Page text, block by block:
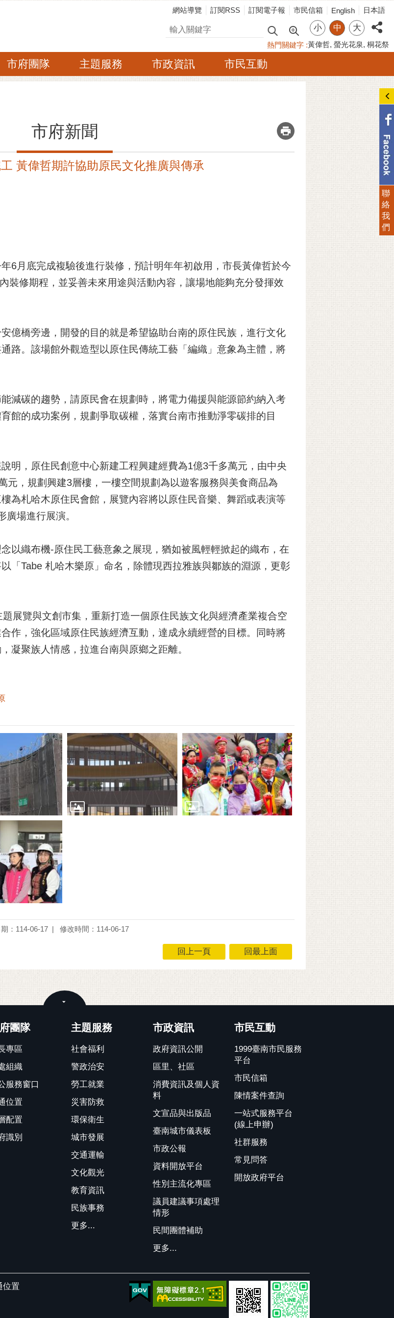
網站導覽 訂閱RSS 訂閱電子報 市民信箱 English 日本語
搜尋 小 中 大
熱門關鍵字 黃偉哲 螢光花泉 桐花祭
市府團隊 主題服務 市政資訊 市民互動
市府新聞 _
黃偉哲期許協助原民文化推廣與傳承
6月底完成複驗後進行裝修，預計明年年初啟用，市長黃偉哲於今
裝修期程，並妥善未來用途與活動內容，讓場地能夠充分發揮效
億橋旁邊，開發的目的就是希望協助台南的原住民族，進行文化
路。該場館外觀造型以原住民傳統工藝「編織」意象為主體，將
減碳的趨勢，請原民會在規劃時，將電力備援與能源節約納入考
館的成功案例，規劃爭取碳權，落實台南市推動淨零碳排的目
明，原住民創意中心新建工程興建經費為1億3千多萬元，由中央
元，規劃興建3層樓，一樓空間規劃為以遊客服務與美食商品為
為札哈木原住民會館，展覽內容將以原住民音樂、舞蹈或表演等
場進行展演。
以織布機-原住民工藝意象之展現，猶如被風輕輕掀起的織布，在
「Tabe 札哈木樂原」命名，除體現西拉雅族與鄒族的淵源，更彰
題展覽與文創市集，重新打造一個原住民族文化與經濟產業複合空
作，強化區域原住民族經濟互動，達成永續經營的目標。同時將
凝聚族人情感，拉進台南與原鄉之距離。
：114-06-17 修改時間：114-06-17
回上一頁 回最上面
團隊
專區
組織
服務窗口
位置
配置
識別
主題服務
社會福利
警政治安
勞工就業
災害防救
環保衛生
城市發展
交通運輸
文化觀光
教育資訊
民族事務
更多...
市政資訊
政府資訊公開
區里、社區
消費資訊及個人資
料
文宣品與出版品
臺南城市儀表板
市政公報
資料開放平台
性別主流化專區
議員建議事項處理
情形
民間團體補助
更多...
市民互動
1999臺南市民服務
平台
市民信箱
陳情案件查詢
一站式服務平台
(線上申辦)
社群服務
常見問答
開放政府平台
位置
聯
絡
我
們